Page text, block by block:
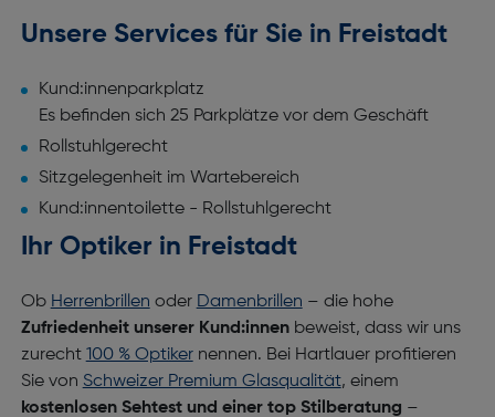
Unsere Services für Sie in Freistadt
Kund:innenparkplatz
Es befinden sich 25 Parkplätze vor dem Geschäft
Rollstuhlgerecht
Sitzgelegenheit im Wartebereich
Kund:innentoilette - Rollstuhlgerecht
Ihr Optiker in Freistadt
Ob Herrenbrillen oder Damenbrillen – die hohe
Zufriedenheit unserer Kund:innen beweist, dass wir uns
zurecht 100 % Optikernennen. Bei Hartlauer profitieren
Sie von Schweizer Premium Glasqualität, einem
kostenlosen Sehtest und einer top Stilberatung –